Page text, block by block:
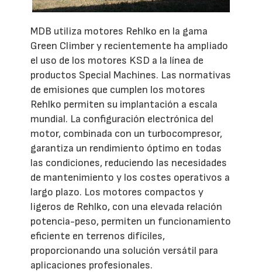
MDB utiliza motores Rehlko en la gama
Green Climber y recientemente ha ampliado
el uso de los motores KSD a la línea de
productos Special Machines. Las normativas
de emisiones que cumplen los motores
Rehlko permiten su implantación a escala
mundial. La configuración electrónica del
motor, combinada con un turbocompresor,
garantiza un rendimiento óptimo en todas
las condiciones, reduciendo las necesidades
de mantenimiento y los costes operativos a
largo plazo. Los motores compactos y
ligeros de Rehlko, con una elevada relación
potencia-peso, permiten un funcionamiento
eficiente en terrenos difíciles,
proporcionando una solución versátil para
aplicaciones profesionales.